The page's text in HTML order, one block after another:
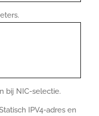
bij NIC-selectie.
IPV4-adres en